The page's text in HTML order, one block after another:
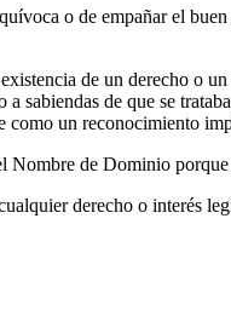
o de empañar el buen
de un derecho o
de que se
un reconocimiento
Nombre de Dominio porque
derecho o interés